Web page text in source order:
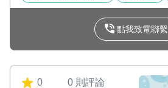
點我致電聯繫
0 0 則評論